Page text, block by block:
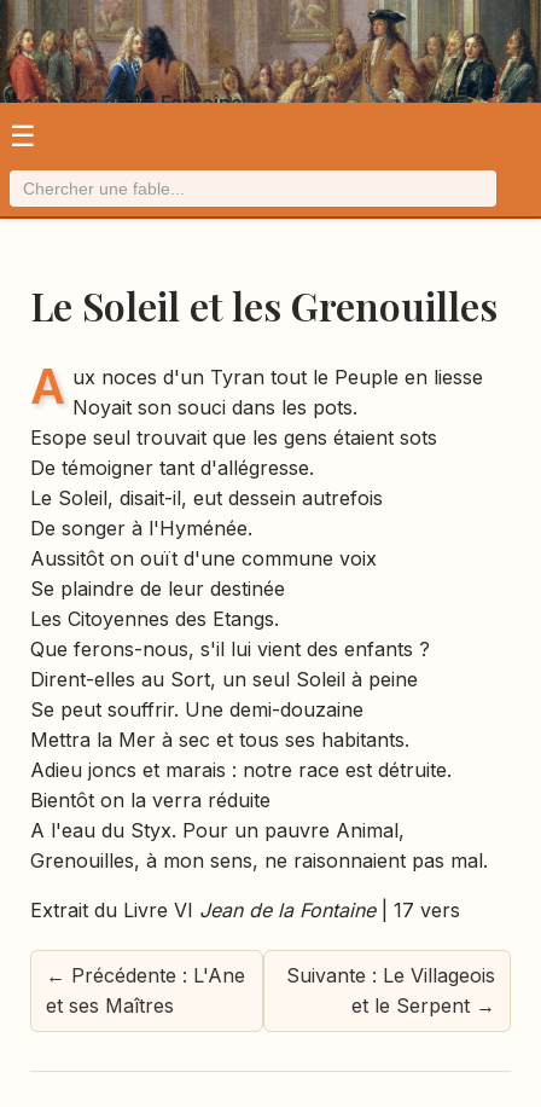
Les fables de La Fontaine
☰
Le Soleil et les Grenouilles
A ux noces d'un Tyran tout le Peuple en liesse
Noyait son souci dans les pots.
Esope seul trouvait que les gens étaient sots
De témoigner tant d'allégresse.
Le Soleil, disait-il, eut dessein autrefois
De songer à l'Hyménée.
Aussitôt on ouït d'une commune voix
Se plaindre de leur destinée
Les Citoyennes des Etangs.
Que ferons-nous, s'il lui vient des enfants ?
Dirent-elles au Sort, un seul Soleil à peine
Se peut souffrir. Une demi-douzaine
Mettra la Mer à sec et tous ses habitants.
Adieu joncs et marais : notre race est détruite.
Bientôt on la verra réduite
A l'eau du Styx. Pour un pauvre Animal,
Grenouilles, à mon sens, ne raisonnaient pas mal.
Extrait du Livre VI Jean de la Fontaine| 17 vers
← Précédente : L'Ane
et ses Maîtres
Suivante : Le Villageois
et le Serpent →